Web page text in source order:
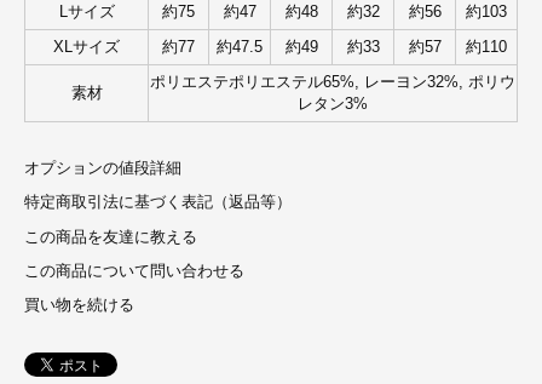
Lサイズ 約75 約47 約48 約32 約56 約103
XLサイズ 約77 約47.5 約49 約33 約57 約110
素材
ポリエステポリエステル65%, レーヨン32%, ポリウ
レタン3%
オプションの値段詳細
特定商取引法に基づく表記（返品等）
この商品を友達に教える
この商品について問い合わせる
買い物を続ける